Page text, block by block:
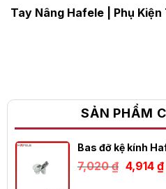
SẢN PHẨM
Bas đỡ kệ kính
7,020₫ Giá
gốc
4,914 ₫
Tay Nâng Hafele Phụ Kiện